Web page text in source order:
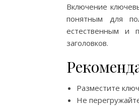
Включение
понятным для
естественным и
заголовков.
Разместите
Не